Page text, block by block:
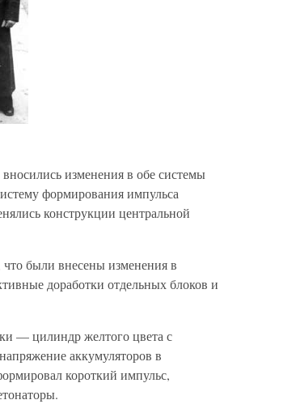
изменения в обе системы
формирования импульса
конструкции центральной
были внесены изменения в
доработки отдельных блоков и
— цилиндр желтого цвета с
аккумуляторов в
короткий импульс,